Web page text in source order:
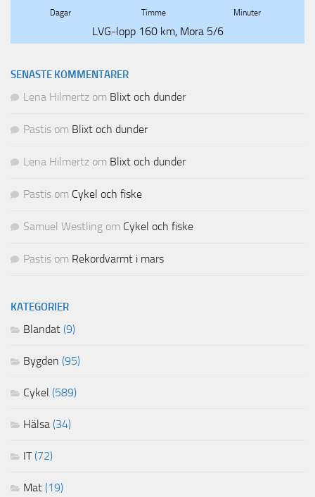
Dagar Timme Minuter
LVG-lopp 160 km, Mora 5/6
SENASTE KOMMENTARER
Lena Hilmertz om Blixt och dunder
Pastis om Blixt och dunder
Lena Hilmertz om Blixt och dunder
Pastis om Cykel och fiske
Samuel Westling om Cykel och fiske
Pastis om Rekordvarmt i mars
KATEGORIER
Blandat (9)
Bygden (95)
Cykel (589)
Hälsa (34)
IT(72)
Mat (19)